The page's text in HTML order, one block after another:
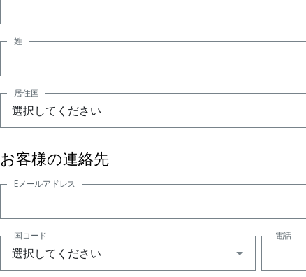
姓
居住国
お客様の連絡先
Eメールアドレス
国コード 電話